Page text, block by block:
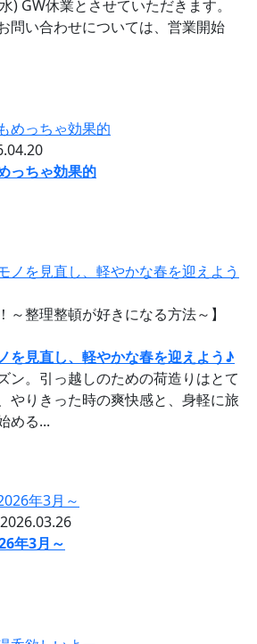
) GW休業とさせていただきます。
問い合わせについては、営業開始
っちゃ効果的
～整理整頓が好きになる方法～】
を見直し、軽やかな春を迎えよう♪
ン。引っ越しのための荷造りはとて
やりきった時の爽快感と、身軽に旅
める...
2026.03.26
年3月～